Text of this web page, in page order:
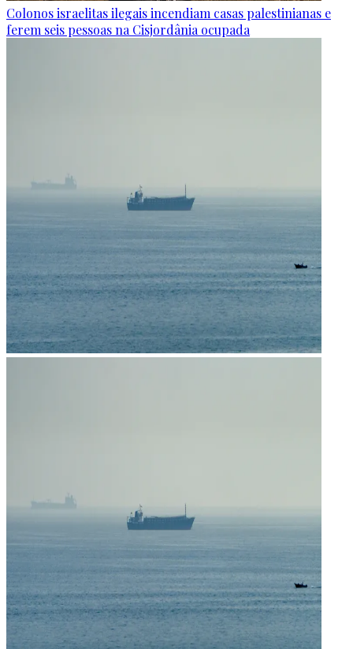
Colonos israelitas ilegais incendiam casas palestinianas e
ferem seis pessoas na Cisjordânia ocupada